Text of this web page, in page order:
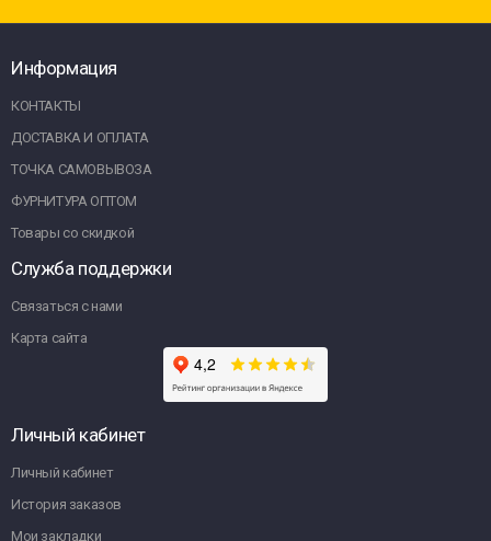
Информация
КОНТАКТЫ
ДОСТАВКА И ОПЛАТА
ТОЧКА САМОВЫВОЗА
ФУРНИТУРА ОПТОМ
Товары со скидкой
Служба поддержки
Связаться с нами
Карта сайта
Личный кабинет
Личный кабинет
История заказов
Мои закладки